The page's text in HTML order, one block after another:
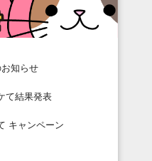
知らせ
て結果発表
キャンペーン